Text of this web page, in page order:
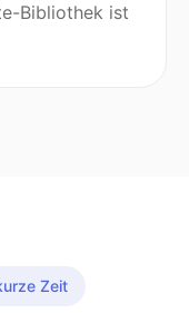
Bibliothek ist
Zeit